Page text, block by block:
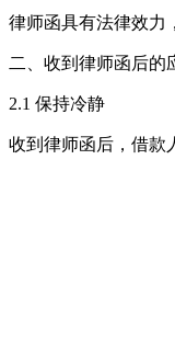
律师函具有法律效力
二、收到律师函后的
2.1 保持冷静
收到律师函后，借款